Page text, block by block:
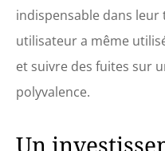
indispensable dans
utilisateur a même
et suivre des fuites sur
polyvalence.
Un